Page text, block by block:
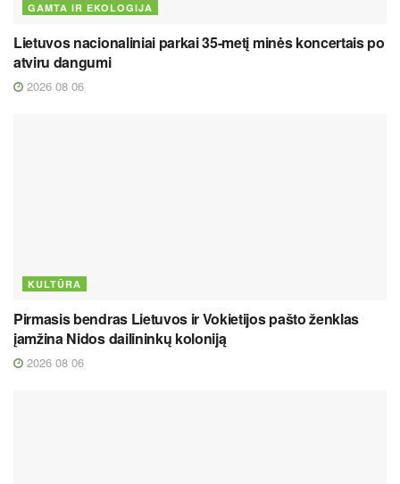
GAMTA IR EKOLOGIJA
Lietuvos nacionaliniai parkai 35-metį minės koncertais po
atviru dangumi
2026 08 06
KULTŪRA
Pirmasis bendras Lietuvos ir Vokietijos pašto ženklas
įamžina Nidos dailininkų koloniją
2026 08 06